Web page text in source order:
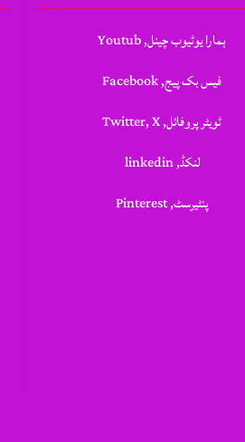
ہمارا یوٹیوب چینل, Youtub
فیس بک پیج, Facebook
ٹویٹر پروفائل, Twitter, X
لنکڈ, linkedin
پنٹیرسٹ, Pinterest